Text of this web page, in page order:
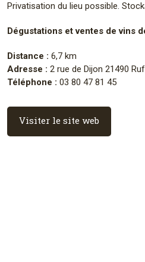
Privatisation du lieu possible.
Dégustations et ventes de vins
Distance : 6,7 km
Adresse : 2 rue de Dijon 21490
Téléphone : 03 80 47 81 45
Visiter le site web